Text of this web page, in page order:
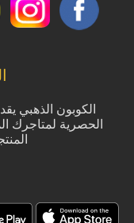
الكوبون الذهبي
الحصرية لمتاجرك